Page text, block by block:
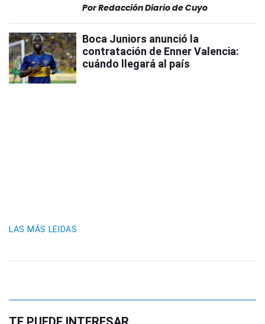
PorRedacción Diario de Cuyo
Boca Juniors anunció la
contratación de Enner Valencia:
cuándo llegará al país
LAS MÁS LEIDAS